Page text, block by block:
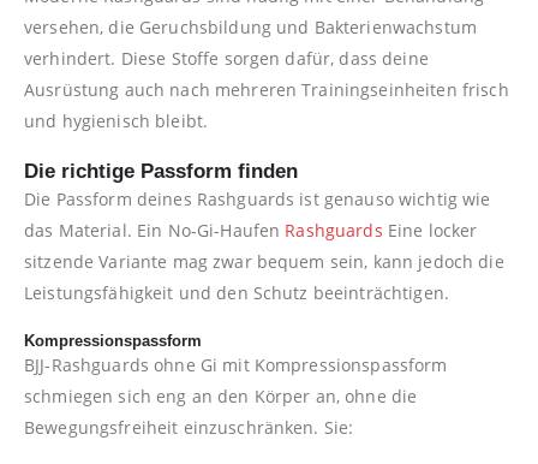
versehen, die Geruchsbildung und Bakterienwachstum
verhindert. Diese Stoffe sorgen dafür, dass deine
Ausrüstung auch nach mehreren Trainingseinheiten frisch
und hygienisch bleibt.
Die richtige Passform finden
Die Passform deines Rashguards ist genauso wichtig wie
das Material. Ein No-Gi-Haufen Rashguards Eine locker
sitzende Variante mag zwar bequem sein, kann jedoch die
Leistungsfähigkeit und den Schutz beeinträchtigen.
Kompressionspassform
BJJ-Rashguards ohne Gi mit Kompressionspassform
schmiegen sich eng an den Körper an, ohne die
Bewegungsfreiheit einzuschränken. Sie: